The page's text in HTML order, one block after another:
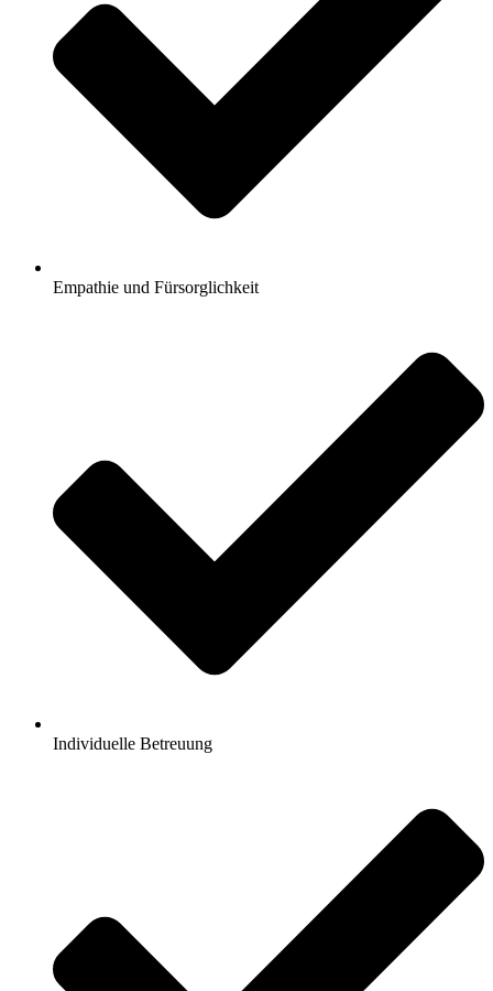
Empathie und Fürsorglichkeit
Individuelle Betreuung